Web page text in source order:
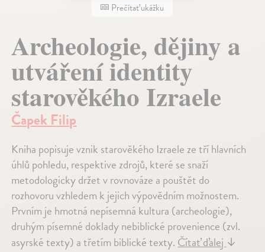
Prečítať ukážku
Archeologie, dějiny a
utváření identity
starověkého Izraele
Čapek Filip
Kniha popisuje vznik starověkého Izraele ze tří hlavních
úhlů pohledu, respektive zdrojů, které se snaží
metodologicky držet v rovnováze a pouštět do
rozhovoru vzhledem k jejich výpovědním možnostem.
Prvním je hmotná nepísemná kultura (archeologie),
druhým písemné doklady nebiblické provenience (zvl.
asyrské texty) a třetím biblické texty.Čítať ďalej↓